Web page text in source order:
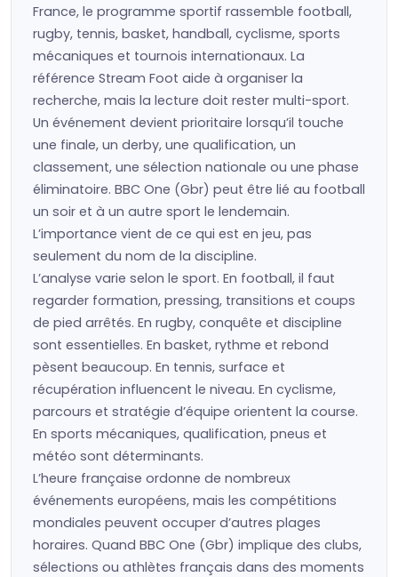
France, le programme sportif rassemble football,
rugby, tennis, basket, handball, cyclisme, sports
mécaniques et tournois internationaux. La
référence Stream Foot aide à organiser la
recherche, mais la lecture doit rester multi-sport.
Un événement devient prioritaire lorsqu’il touche
une finale, un derby, une qualification, un
classement, une sélection nationale ou une phase
éliminatoire. BBC One (Gbr) peut être lié au football
un soir et à un autre sport le lendemain.
L’importance vient de ce qui est en jeu, pas
seulement du nom de la discipline.
L’analyse varie selon le sport. En football, il faut
regarder formation, pressing, transitions et coups
de pied arrêtés. En rugby, conquête et discipline
sont essentielles. En basket, rythme et rebond
pèsent beaucoup. En tennis, surface et
récupération influencent le niveau. En cyclisme,
parcours et stratégie d’équipe orientent la course.
En sports mécaniques, qualification, pneus et
météo sont déterminants.
L’heure française ordonne de nombreux
événements européens, mais les compétitions
mondiales peuvent occuper d’autres plages
horaires. Quand BBC One (Gbr) implique des clubs,
sélections ou athlètes français dans des moments